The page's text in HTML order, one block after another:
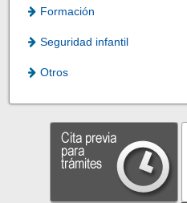
Formación
Seguridad infantil
Otros